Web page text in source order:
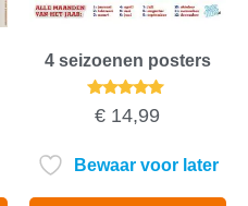
4 seizoenen posters
Gewaardeerd
5.00
€ 14,99
Bewaar voor later